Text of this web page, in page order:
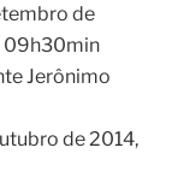
de
09h30min
Jerônimo
de 2014,